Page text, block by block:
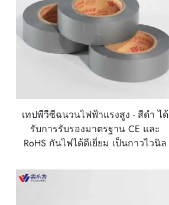
เทปพีวีซีฉนวนไฟฟ้าแรงสูง - สีดำ ได้
รับการรับรองมาตรฐาน CE และ
RoHS กันไฟได้ดีเยี่ยม เป็นกาวไวนิล